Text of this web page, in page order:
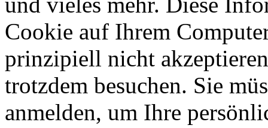
Cookie auf Ihrem
prinzipiell nicht
trotzdem besuchen. Sie
anmelden, um Ihre